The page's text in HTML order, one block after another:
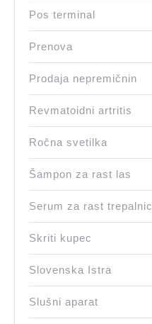
Pos terminal
Prenova
Prodaja nepremičnin
Revmatoidni artritis
Ročna svetilka
Šampon za rast las
Serum za rast trepalnic
Skriti kupec
Slovenska Istra
Slušni aparat